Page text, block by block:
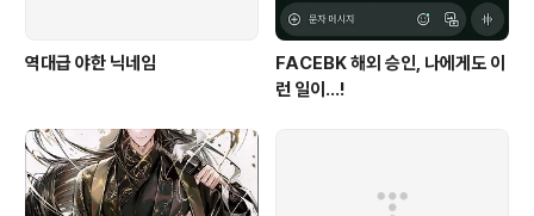
역대급 야한 닉네임
FACEBK 해외 승인, 나에게도 이
런 일이...!